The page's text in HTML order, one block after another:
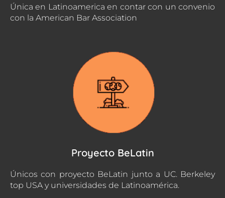
Única en Latinoamerica en contar con un convenio
con la American Bar Association
Proyecto BeLatin
Únicos con proyecto BeLatin junto a UC. Berkeley
top USA y universidades de Latinoamérica.